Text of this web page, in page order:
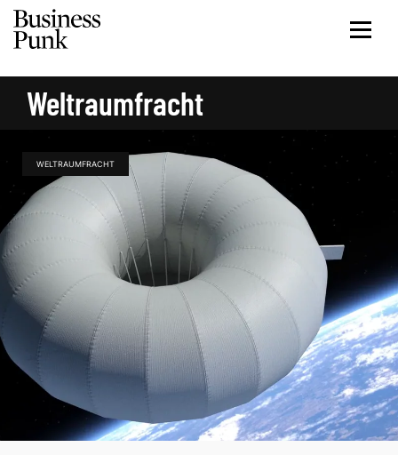
Weltraumfracht
WELTRAUMFRACHT